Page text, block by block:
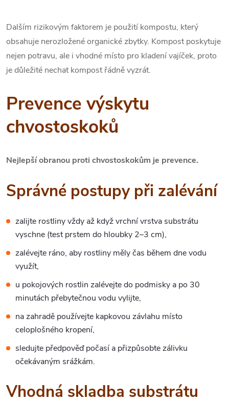
Dalším rizikovým faktorem je použití kompostu, který
obsahuje nerozložené organické zbytky. Kompost poskytuje
nejen potravu, ale i vhodné místo pro kladení vajíček, proto
je důležité nechat kompost řádně vyzrát.
Prevence výskytu
chvostoskoků
Nejlepší obranou proti chvostoskokům je prevence.
Správné postupy při zalévání
zalijte rostliny vždy až když vrchní vrstva substrátu
vyschne (test prstem do hloubky 2–3 cm),
zalévejte ráno, aby rostliny měly čas během dne vodu
využít,
u pokojových rostlin zalévejte do podmisky a po 30
minutách přebytečnou vodu vylijte,
na zahradě používejte kapkovou závlahu místo
celoplošného kropení,
sledujte předpověď počasí a přizpůsobte zálivku
očekávaným srážkám.
Vhodná skladba substrátu